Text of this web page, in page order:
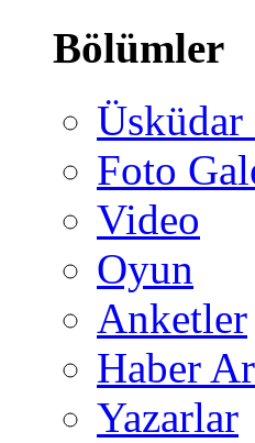
Bölümler
Üsküdar
Foto
Video
Oyun
Anketler
Haber
Yazarlar